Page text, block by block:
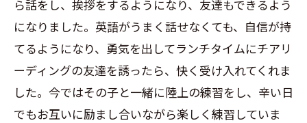
ら話をし、挨拶をするようになり、友達もできるよう
になりました。英語がうまく話せなくても、自信が持
てるようになり、勇気を出してランチタイムにチアリ
ーディングの友達を誘ったら、快く受け入れてくれま
した。今ではその子と一緒に陸上の練習をし、辛い日
でもお互いに励まし合いながら楽しく練習していま